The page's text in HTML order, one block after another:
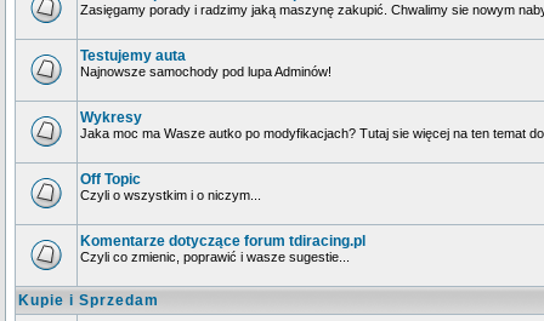
Zasięgamy porady i radzimy jaką maszynę zakupić. Chwalimy sie nowym
Testujemy auta
Najnowsze samochody pod lupa Adminów!
Wykresy
Jaka moc ma Wasze autko po modyfikacjach? Tutaj sie więcej na ten temat
Off Topic
Czyli o wszystkim i o niczym...
Komentarze dotyczące forum tdiracing.pl
Czyli co zmienic, poprawić i wasze sugestie...
Kupie i Sprzedam